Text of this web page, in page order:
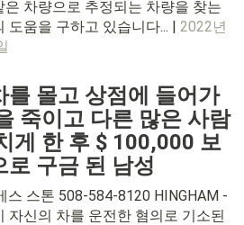
은 차량으로 추정되는 차량을 찾는
도움을 구하고 있습니다... | 2022년
를 몰고 상점에 들어가
죽이고 다른 많은 사람
게 한 후 $ 100,000 보
로 구금 된 남성
스 스톤 508-584-8120 HINGHAM -
자신의 차를 운전한 혐의로 기소된